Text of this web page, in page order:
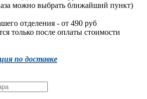
можно выбрать ближайший пункт)
отделения - от 490 руб
только после оплаты стоимости
по доставке